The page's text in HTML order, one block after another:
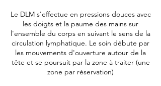
Le DLM s'effectue en pressions douces avec
les doigts et la paume des mains sur
l'ensemble du corps en suivant le sens de la
circulation lymphatique. Le soin débute par
les mouvements d'ouverture autour de la
tête et se poursuit par la zone à traiter (une
zone par réservation)